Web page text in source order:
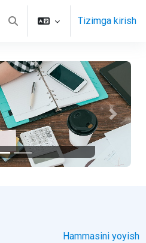
Izlash oynasini yoqish/yopish
Tizimga kirish
Keyingi
Hammasini yoyish